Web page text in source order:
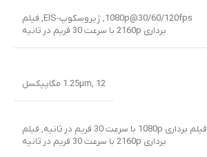
1080p@30/60/120fps
,ژیروسکوپ-EIS , فیلم
برداری 2160p با سرعت 30 فریم در ثانیه
1.25µm, 12 مگاپیکسل
فیلم برداری 1080p با سرعت 30 فریم در ثانیه , فیلم
برداری 2160p با سرعت 30 فریم در ثانیه